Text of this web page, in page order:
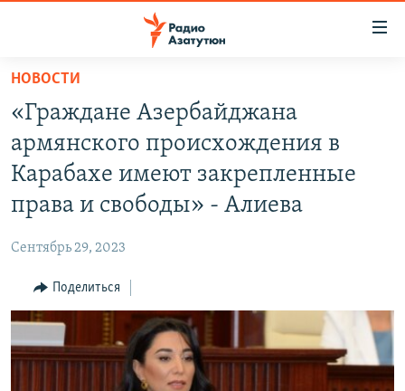
Перейти
основному
содержанию
Перейти
основной
Перейти
поиску
НОВОСТИ
ПОЛИТИКА
РЕГИОН
НАГОРНЫЙ КАРАБАХ
КУЛЬТУРА
СПОРТ
НОВОСТИ
«Граждане Азербайджана
армянского происхождения в
Карабахе имеют закрепленные
права и свободы» - Алиева
Сентябрь 29, 2023
Поделиться